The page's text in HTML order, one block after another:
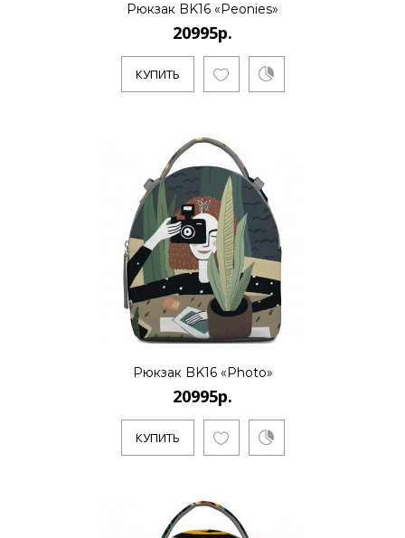
Рюкзак BK16 «Peonies»
20995р.
КУПИТЬ
Рюкзак BK16 «Photo»
20995р.
КУПИТЬ